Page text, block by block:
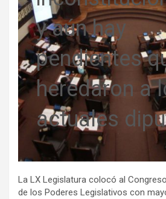
y aún hay
pendientes
heredaron a
actuales
La LX Legislatura colocó al
de los Poderes Legislativos con